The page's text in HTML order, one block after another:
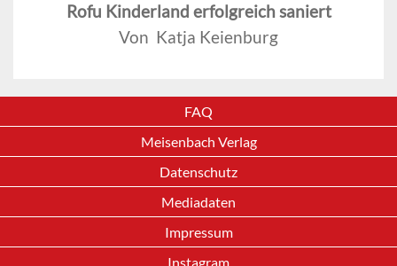
Rofu Kinderland erfolgreich saniert
Von Katja Keienburg
FAQ
Meisenbach Verlag
Datenschutz
Mediadaten
Impressum
Instagram